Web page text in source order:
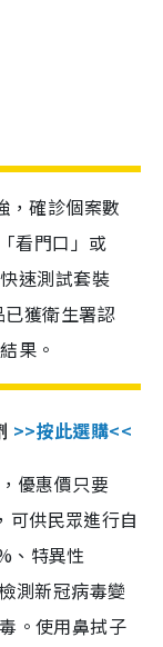
，確診個案數
看門口」或
速測試套裝
獲衛生署認
果。
>>按此選購<<
優惠價只要
可供民眾進行自
、特異性
測新冠病毒變
。使用鼻拭子